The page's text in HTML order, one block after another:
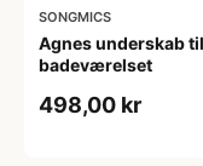
SONGMICS
Agnes underskab til
badeværelset
498,00 kr